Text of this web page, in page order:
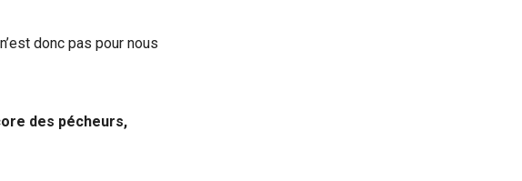
donc pas pour nous
des pécheurs,